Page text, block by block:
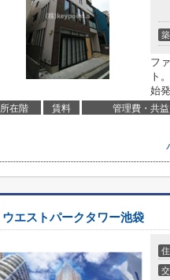
フ
ト
始
所在階 賃料 管理費・共
ウエストパークタワー池袋